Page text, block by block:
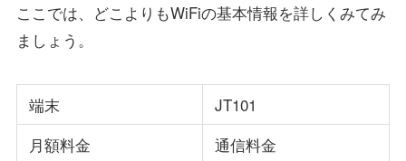
ここでは、どこよりもWiFiの基本情報を詳しくみてみ
ましょう。
端末
JT101
月額料金
通信料金